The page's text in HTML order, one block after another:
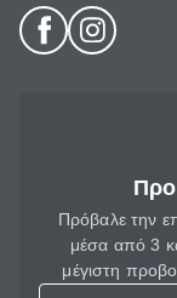
Πρόβαλε την
μέσα από 3
μέγιστη